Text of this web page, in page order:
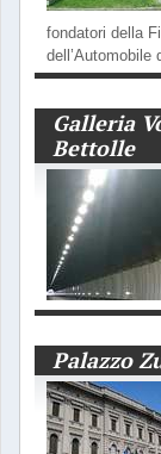
fondatori della
dell’Automobile
Galleria
Bettolle
Palazzo